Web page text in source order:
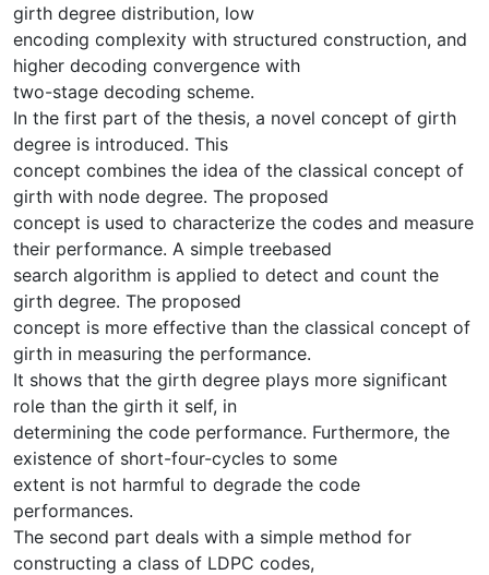
girth degree distribution, low
encoding complexity with structured construction, and
higher decoding convergence with
two-stage decoding scheme.
In the first part of the thesis, a novel concept of girth
degree is introduced. This
concept combines the idea of the classical concept of
girth with node degree. The proposed
concept is used to characterize the codes and measure
their performance. A simple treebased
search algorithm is applied to detect and count the
girth degree. The proposed
concept is more effective than the classical concept of
girth in measuring the performance.
It shows that the girth degree plays more significant
role than the girth it self, in
determining the code performance. Furthermore, the
existence of short-four-cycles to some
extent is not harmful to degrade the code
performances.
The second part deals with a simple method for
constructing a class of LDPC codes,